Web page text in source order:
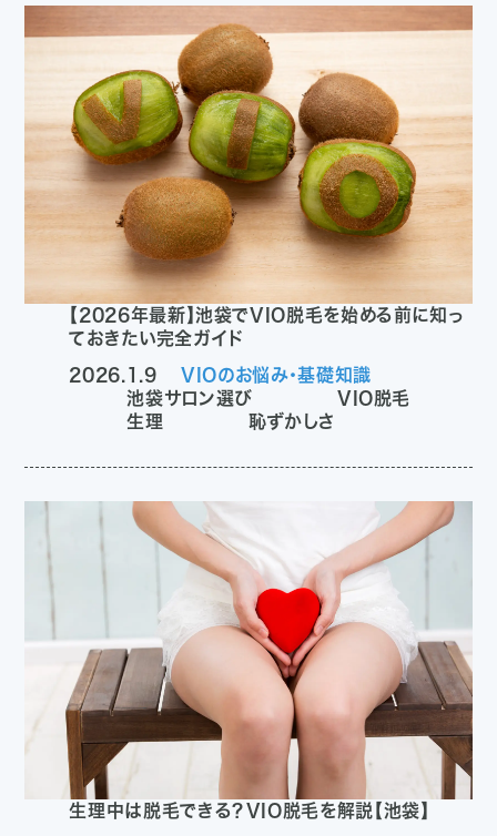
【2026年最新】池袋でVIO脱毛を始める前に知っ
ておきたい完全ガイド
2026.1.9
VIOのお悩み・基礎知識
池袋サロン選び
VIO脱毛
生理
恥ずかしさ
生理中は脱毛できる？VIO脱毛を解説【池袋】